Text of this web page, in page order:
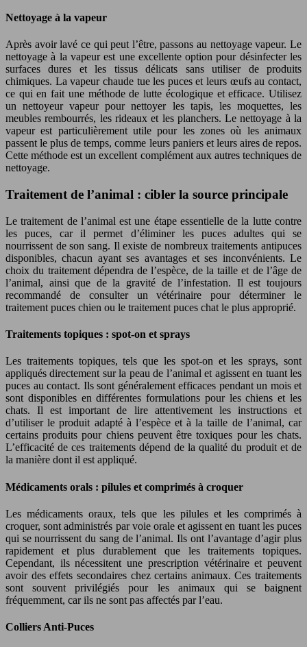
Nettoyage à la vapeur
Après avoir lavé ce qui peut l’être, passons au nettoyage vapeur. Le
nettoyage à la vapeur est une excellente option pour désinfecter les
surfaces dures et les tissus délicats sans utiliser de produits
chimiques. La vapeur chaude tue les puces et leurs œufs au contact,
ce qui en fait une méthode de lutte écologique et efficace. Utilisez
un nettoyeur vapeur pour nettoyer les tapis, les moquettes, les
meubles rembourrés, les rideaux et les planchers. Le nettoyage à la
vapeur est particulièrement utile pour les zones où les animaux
passent le plus de temps, comme leurs paniers et leurs aires de repos.
Cette méthode est un excellent complément aux autres techniques de
nettoyage.
Traitement de l’animal : cibler la source principale
Le traitement de l’animal est une étape essentielle de la lutte contre
les puces, car il permet d’éliminer les puces adultes qui se
nourrissent de son sang. Il existe de nombreux traitements antipuces
disponibles, chacun ayant ses avantages et ses inconvénients. Le
choix du traitement dépendra de l’espèce, de la taille et de l’âge de
l’animal, ainsi que de la gravité de l’infestation. Il est toujours
recommandé de consulter un vétérinaire pour déterminer le
traitement puces chien ou le traitement puces chat le plus approprié.
Traitements topiques : spot-on et sprays
Les traitements topiques, tels que les spot-on et les sprays, sont
appliqués directement sur la peau de l’animal et agissent en tuant les
puces au contact. Ils sont généralement efficaces pendant un mois et
sont disponibles en différentes formulations pour les chiens et les
chats. Il est important de lire attentivement les instructions et
d’utiliser le produit adapté à l’espèce et à la taille de l’animal, car
certains produits pour chiens peuvent être toxiques pour les chats.
L’efficacité de ces traitements dépend de la qualité du produit et de
la manière dont il est appliqué.
Médicaments orals : pilules et comprimés à croquer
Les médicaments oraux, tels que les pilules et les comprimés à
croquer, sont administrés par voie orale et agissent en tuant les puces
qui se nourrissent du sang de l’animal. Ils ont l’avantage d’agir plus
rapidement et plus durablement que les traitements topiques.
Cependant, ils nécessitent une prescription vétérinaire et peuvent
avoir des effets secondaires chez certains animaux. Ces traitements
sont souvent privilégiés pour les animaux qui se baignent
fréquemment, car ils ne sont pas affectés par l’eau.
Colliers Anti-Puces